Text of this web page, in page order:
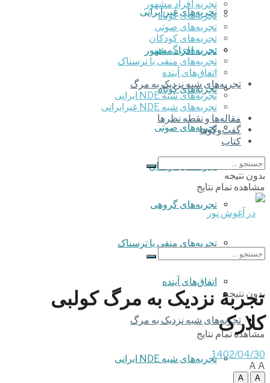
تجربه‌های غیر ایرانی
تجربه افراد مشهور
تجربه‌های کوتاه
تجربه‌های صوتی
تجربه‌های کودکان
تجربه‌های گروهی
‌تجربه‌های منفی یا ترسناک
اتفاق‌های آینده
تجربه‌های شبه نزدیک به مرگ
تجربه‌های شبه NDE ایرانی
تجربه افراد مشهور
تجربه‌های کوتاه
تجربه‌های صوتی
تجربه‌های کودکان
تجربه‌های گروهی
‌تجربه‌های منفی یا ترسناک
اتفاق‌های آینده
تجربه‌های شبه نزدیک به مرگ
تجربه‌های شبه NDE ایرانی
تجربه‌های شبه NDE غیرایرانی
مقاله‌ها و نقطه نظرها
گفت‌وگوها
کتاب
بدون نتیجه
مشاهده تمام نتایج
بدون نتیجه
مشاهده تمام نتایج
تجربۀ نزدیک به مرگ کولبی
کلارک
1402/04/30
A A
A
A